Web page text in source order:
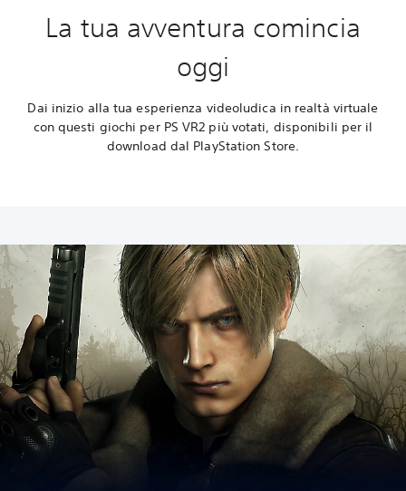
La tua avventura comincia
oggi
Dai inizio alla tua esperienza videoludica in realtà virtuale
con questi giochi per PS VR2 più votati, disponibili per il
download dal PlayStation Store.‎